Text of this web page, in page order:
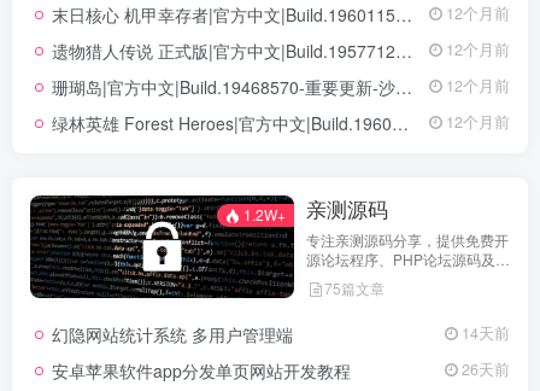
末日核心 机甲幸存者|官方中文|Build.19601158|解压即撸| 12个月前
遗物猎人传说 正式版|官方中文|Build.19577129+全DLC|解压即撸| 12个月前
珊瑚岛|官方中文|Build.19468570-重要更新-沙盒|解压即撸| 12个月前
绿林英雄 Forest Heroes|官方中文|Build.19609351+全DLC|解压即撸| 12个月前
1.2W+ 亲测源码
专注亲测源码分享，提供免费开
源论坛程序、PHP论坛源码及论
坛搭建解决方案，所有源码均经
实际测试可用，助力快速搭建稳
75篇文章
幻隐网站统计系统 多用户管理端 14天前
安卓苹果软件app分发单页网站开发教程 26天前